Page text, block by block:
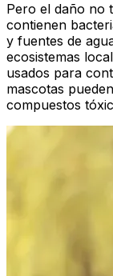
Pero el daño no
contienen
y fuentes de
ecosistemas
usados para
mascotas
compuestos